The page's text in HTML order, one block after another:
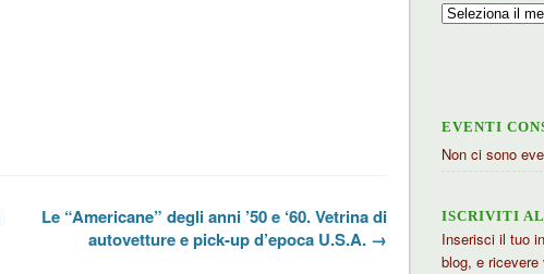
Le “Americane” degli anni ’50 e ‘60. Vetrina di
autovetture e pick-up d’epoca U.S.A. →
Archivio
EVENTI
Non ci sono
ISCRIVITI
Inserisci il tuo
blog, e